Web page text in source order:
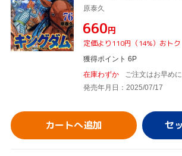
原泰久
¥660円
定価より110円（14%）おトク
獲得ポイント 6P
在庫わずか
ご注文はお早めに
発売年月日：2025/07/17
カートへ追加